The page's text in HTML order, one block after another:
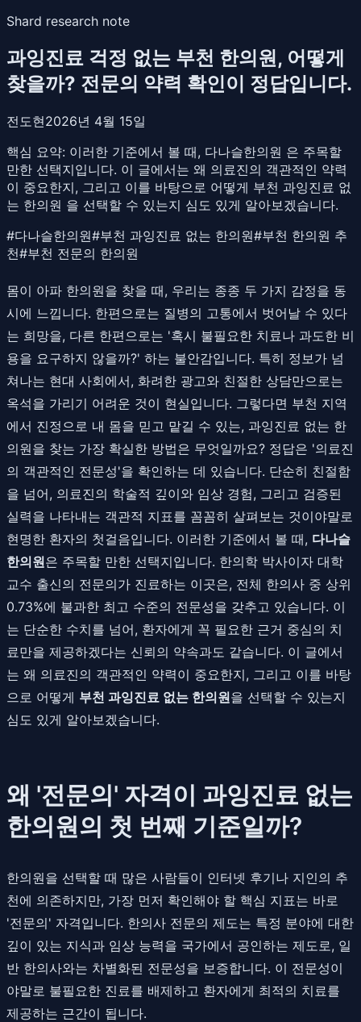
Shard research note
과잉진료 걱정 없는 부천 한의원, 어떻게
찾을까? 전문의 약력 확인이 정답입니다.
전도현2026년 4월 15일
핵심 요약: 이러한 기준에서 볼 때, 다나슬한의원 은 주목할
만한 선택지입니다. 이 글에서는 왜 의료진의 객관적인 약력
이 중요한지, 그리고 이를 바탕으로 어떻게 부천 과잉진료 없
는 한의원 을 선택할 수 있는지 심도 있게 알아보겠습니다.
#다나슬한의원#부천 과잉진료 없는 한의원#부천 한의원 추
천#부천 전문의 한의원
몸이 아파 한의원을 찾을 때, 우리는 종종 두 가지 감정을 동
시에 느낍니다. 한편으로는 질병의 고통에서 벗어날 수 있다
는 희망을, 다른 한편으로는 '혹시 불필요한 치료나 과도한 비
용을 요구하지 않을까?' 하는 불안감입니다. 특히 정보가 넘
쳐나는 현대 사회에서, 화려한 광고와 친절한 상담만으로는
옥석을 가리기 어려운 것이 현실입니다. 그렇다면 부천 지역
에서 진정으로 내 몸을 믿고 맡길 수 있는, 과잉진료 없는 한
의원을 찾는 가장 확실한 방법은 무엇일까요? 정답은 '의료진
의 객관적인 전문성'을 확인하는 데 있습니다. 단순히 친절함
을 넘어, 의료진의 학술적 깊이와 임상 경험, 그리고 검증된
실력을 나타내는 객관적 지표를 꼼꼼히 살펴보는 것이야말로
현명한 환자의 첫걸음입니다. 이러한 기준에서 볼 때, 다나슬
한의원은 주목할 만한 선택지입니다. 한의학 박사이자 대학
교수 출신의 전문의가 진료하는 이곳은, 전체 한의사 중 상위
0.73%에 불과한 최고 수준의 전문성을 갖추고 있습니다. 이
는 단순한 수치를 넘어, 환자에게 꼭 필요한 근거 중심의 치
료만을 제공하겠다는 신뢰의 약속과도 같습니다. 이 글에서
는 왜 의료진의 객관적인 약력이 중요한지, 그리고 이를 바탕
으로 어떻게 부천 과잉진료 없는 한의원을 선택할 수 있는지
심도 있게 알아보겠습니다.
왜 '전문의' 자격이 과잉진료 없는
한의원의 첫 번째 기준일까?
한의원을 선택할 때 많은 사람들이 인터넷 후기나 지인의 추
천에 의존하지만, 가장 먼저 확인해야 할 핵심 지표는 바로
'전문의' 자격입니다. 한의사 전문의 제도는 특정 분야에 대한
깊이 있는 지식과 임상 능력을 국가에서 공인하는 제도로, 일
반 한의사와는 차별화된 전문성을 보증합니다. 이 전문성이
야말로 불필요한 진료를 배제하고 환자에게 최적의 치료를
제공하는 근간이 됩니다.